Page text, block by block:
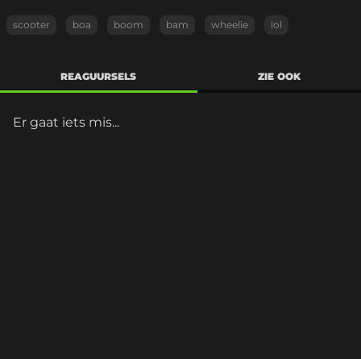
scooter boa boom bam wheelie lol
REAGUURSELS ZIE OOK
Er gaat iets mis...